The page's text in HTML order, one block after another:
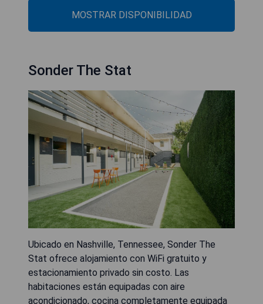
MOSTRAR DISPONIBILIDAD
Sonder The Stat
Ubicado en Nashville, Tennessee, Sonder The
Stat ofrece alojamiento con WiFi gratuito y
estacionamiento privado sin costo. Las
habitaciones están equipadas con aire
acondicionado, cocina completamente equipada